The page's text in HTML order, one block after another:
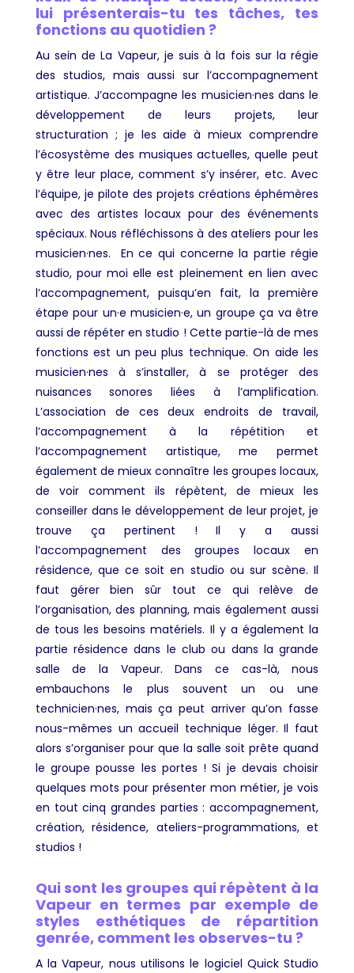
lui présenterais-tu tes tâches, tes
fonctions au quotidien ?
Au sein de La Vapeur, je suis à la fois sur la régie
des studios, mais aussi sur l’accompagnement
artistique. J’accompagne les musicien·nes dans le
développement de leurs projets, leur
structuration ; je les aide à mieux comprendre
l’écosystème des musiques actuelles, quelle peut
y être leur place, comment s’y insérer, etc. Avec
l’équipe, je pilote des projets créations éphémères
avec des artistes locaux pour des événements
spéciaux. Nous réfléchissons à des ateliers pour les
musicien·nes. En ce qui concerne la partie régie
studio, pour moi elle est pleinement en lien avec
l’accompagnement, puisqu’en fait, la première
étape pour un·e musicien·e, un groupe ça va être
aussi de répéter en studio ! Cette partie-là de mes
fonctions est un peu plus technique. On aide les
musicien·nes à s’installer, à se protéger des
nuisances sonores liées à l’amplification.
L’association de ces deux endroits de travail,
l’accompagnement à la répétition et
l’accompagnement artistique, me permet
également de mieux connaître les groupes locaux,
de voir comment ils répètent, de mieux les
conseiller dans le développement de leur projet, je
trouve ça pertinent ! Il y a aussi
l’accompagnement des groupes locaux en
résidence, que ce soit en studio ou sur scène. Il
faut gérer bien sûr tout ce qui relève de
l’organisation, des planning, mais également aussi
de tous les besoins matériels. Il y a également la
partie résidence dans le club ou dans la grande
salle de la Vapeur. Dans ce cas-là, nous
embauchons le plus souvent un ou une
technicien·nes, mais ça peut arriver qu’on fasse
nous-mêmes un accueil technique léger. Il faut
alors s’organiser pour que la salle soit prête quand
le groupe pousse les portes ! Si je devais choisir
quelques mots pour présenter mon métier, je vois
en tout cinq grandes parties : accompagnement,
création, résidence, ateliers-programmations, et
studios !
Qui sont les groupes qui répètent à la
Vapeur en termes par exemple de
styles esthétiques de répartition
genrée, comment les observes-tu ?
A la Vapeur, nous utilisons le logiciel Quick Studio